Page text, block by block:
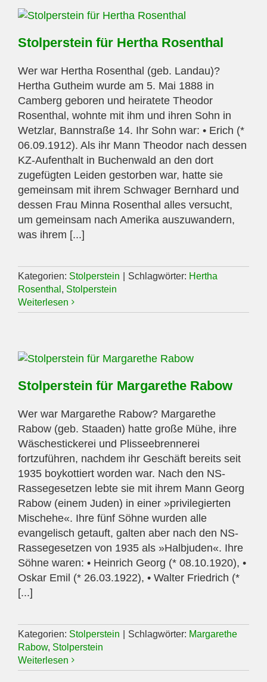
Stolperstein für Hertha Rosenthal
Wer war Hertha Rosenthal (geb. Landau)?
Hertha Gutheim wurde am 5. Mai 1888 in
Camberg geboren und heiratete Theodor
Rosenthal, wohnte mit ihm und ihren Sohn in
Wetzlar, Bannstraße 14. Ihr Sohn war: • Erich (*
06.09.1912). Als ihr Mann Theodor nach dessen
KZ-Aufenthalt in Buchenwald an den dort
zugefügten Leiden gestorben war, hatte sie
gemeinsam mit ihrem Schwager Bernhard und
dessen Frau Minna Rosenthal alles versucht,
um gemeinsam nach Amerika auszuwandern,
was ihrem [...]
Kategorien: Stolperstein Schlagwörter: Hertha
Rosenthal , Stolperstein
Weiterlesen
Stolperstein für Margarethe Rabow
Wer war Margarethe Rabow? Margarethe
Rabow (geb. Staaden) hatte große Mühe, ihre
Wäschestickerei und Plisseebrennerei
fortzuführen, nachdem ihr Geschäft bereits seit
1935 boykottiert worden war. Nach den NS-
Rassegesetzen lebte sie mit ihrem Mann Georg
Rabow (einem Juden) in einer »privilegierten
Mischehe«. Ihre fünf Söhne wurden alle
evangelisch getauft, galten aber nach den NS-
Rassegesetzen von 1935 als »Halbjuden«. Ihre
Söhne waren: • Heinrich Georg (* 08.10.1920), •
Oskar Emil (* 26.03.1922), • Walter Friedrich (*
[...]
Kategorien: Stolperstein Schlagwörter: Margarethe
Rabow, Stolperstein
Weiterlesen